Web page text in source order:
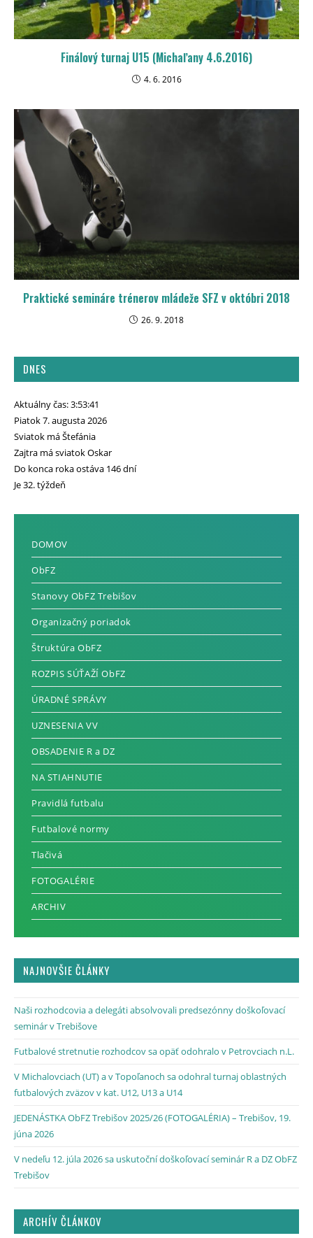
Finálový turnaj U15 (Michaľany 4.6.2016)
4. 6. 2016
Praktické semináre trénerov mládeže SFZ v októbri 2018
26. 9. 2018
DNES
Aktuálny čas: 3:53:44
Piatok 7. augusta 2026
Sviatok má Štefánia
Zajtra má sviatok Oskar
Do konca roka ostáva 146 dní
Je 32. týždeň
DOMOV
ObFZ
Stanovy ObFZ Trebišov
Organizačný poriadok
Štruktúra ObFZ
ROZPIS SÚŤAŽÍ ObFZ
ÚRADNÉ SPRÁVY
UZNESENIA VV
OBSADENIE R a DZ
NA STIAHNUTIE
Pravidlá futbalu
Futbalové normy
Tlačivá
FOTOGALÉRIE
ARCHIV
NAJNOVŠIE ČLÁNKY
Naši rozhodcovia a delegáti absolvovali predsezónny doškoľovací
seminár v Trebišove
Futbalové stretnutie rozhodcov sa opäť odohralo v Petrovciach n.L.
V Michalovciach (UT) a v Topoľanoch sa odohral turnaj oblastných
futbalových zväzov v kat. U12, U13 a U14
JEDENÁSTKA ObFZ Trebišov 2025/26 (FOTOGALÉRIA) – Trebišov, 19.
júna 2026
V nedeľu 12. júla 2026 sa uskutoční doškoľovací seminár R a DZ ObFZ
Trebišov
ARCHÍV ČLÁNKOV